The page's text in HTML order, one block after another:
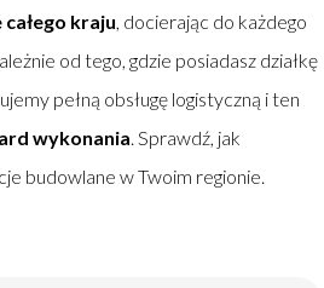
kraju, docierając do każdego
od tego, gdzie posiadasz działkę
pełną obsługę logistyczną i ten
wykonania. Sprawdź, jak
budowlane w Twoim regionie.